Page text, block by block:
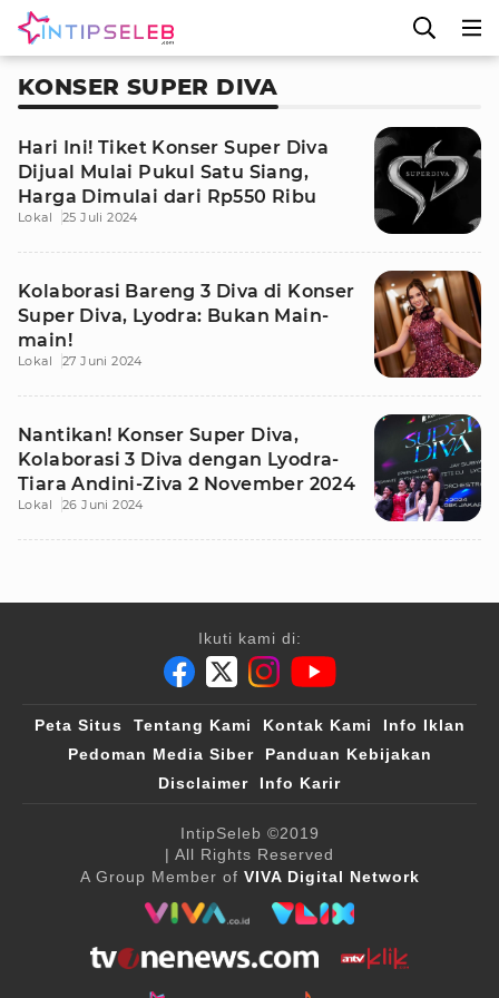
KONSER SUPER DIVA
Hari Ini! Tiket Konser Super Diva
Dijual Mulai Pukul Satu Siang,
Harga Dimulai dari Rp550 Ribu
Lokal 25 Juli 2024
Kolaborasi Bareng 3 Diva di Konser
Super Diva, Lyodra: Bukan Main-
main!
Lokal 27 Juni 2024
Nantikan! Konser Super Diva,
Kolaborasi 3 Diva dengan Lyodra-
Tiara Andini-Ziva 2 November 2024
Lokal 26 Juni 2024
Ikuti kami di:
Peta Situs Tentang Kami Kontak Kami
Info Iklan
Pedoman Media Siber
Panduan Kebijakan
Disclaimer
Info Karir
IntipSeleb ©2019
| All Rights Reserved
A Group Member of VIVA Digital Network